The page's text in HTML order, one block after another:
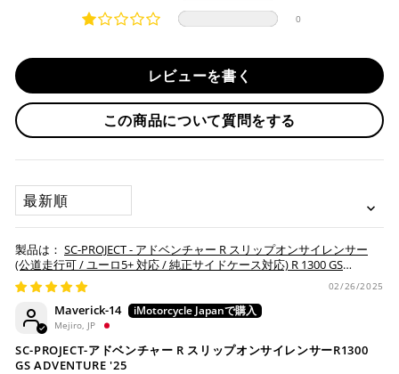
必ず商品ページの表と、車検証に記載の原動機の型式が
一致するか確認してください。
一致しない場合は車検非対応となります。
対応支払回数について以下の通りです。
・分割払い (3,5,6,10,12,15,18,20,24回)
※ 分割払い、リボ払いは決済金額が税込10,000円以上の
場合のみご利用いただけます。
※ American Expressでの分割払いのご利用には、事前
す。
※ Diners Clubは分割払い非対応のため、一括払い・リ
ボ払いのみご利用頂けます。
※ 手数料、利息はご利用のカード会社の定めによります
ので、事前にご確認ください。
楽天ペイ
・平日16時までのご注文、お支払い完了で即日発送いたしま
・前払い決済（銀行振込等）の場合、15時までに弊社でのご
入金確認が完了いたしましたら即日発送いたします。
・お取り寄せ商品等を一緒にご注文の場合は、基本的にはお
取り寄せ商品が揃ってからの発送になります。別で発送をご
お取り寄せの場合
・商品ページの納期はあくまで目安になりますので、納期が
早まる場合もございます。
・運送状況や繁忙期の影響により遅れが生じる場合もござい
配送送料について
１回のご注文で商品代金合計が¥11,000(税込）以上の場合
0
レビューを書く
この商品について質問をする
SORT BY
SC-PROJECT - アドベンチャー R スリップオンサイレンサー
(公道走行可 / ユーロ5+ 対応 / 純正サイドケース対応) R 1300 GS
ADVENTURE '25-26
02/26/2025
Maverick-14
Mejiro, JP
SC-PROJECT-アドベンチャー R スリップオンサイレンサーR1300
GS ADVENTURE '25